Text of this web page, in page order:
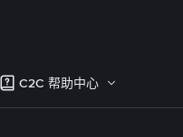
C2C 帮助中心